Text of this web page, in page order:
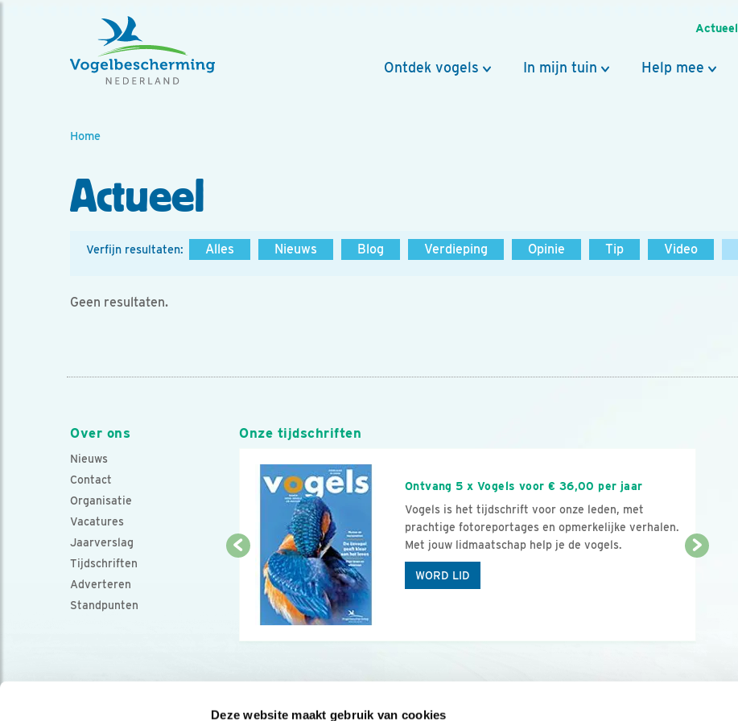
Deze website maakt gebruik van cookies
Actueel
Ontdek vogels In mijn tuin Help mee
Home
Actueel
Verfijn resultaten: Alles Nieuws Blog Verdieping Opinie Tip Video
Geen resultaten.
Over ons
Nieuws
Contact
Organisatie
Vacatures
Jaarverslag
Tijdschriften
Adverteren
Standpunten
Onze tijdschriften
Ontvang 5 x Vogels voor € 36,00 per jaar
Vogels is het tijdschrift voor onze leden, met
prachtige fotoreportages en opmerkelijke verhalen.
Met jouw lidmaatschap help je de vogels.
WORD LID